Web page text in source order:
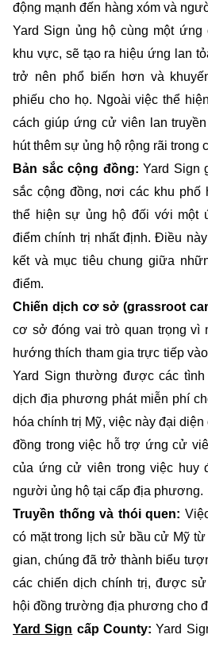
động mạnh đến hàng xóm và
Yard Sign ủng hộ cùng một ứng
khu vực, sẽ tạo ra hiệu ứng lan
trở nên phổ biến hơn và
phiếu cho họ. Ngoài việc thể
cách giúp ứng cử viên lan
hút thêm sự ủng hộ rộng rãi trong
Bản sắc cộng đồng: Yard Sign
sắc cộng đồng, nơi các khu phố
thể hiện sự ủng hộ đối với một
điểm chính trị nhất định. Điều
kết và mục tiêu chung giữa
điểm.
Chiến dịch cơ sở (grassroot
cơ sở đóng vai trò quan trọng vì
hướng thích tham gia trực tiếp
Yard Sign thường được các tình
dịch địa phương phát miễn phí
hóa chính trị Mỹ, việc này đại
đồng trong việc hỗ trợ ứng cử
của ứng cử viên trong việc huy
người ủng hộ tại cấp địa phương.
Truyền thống và thói quen:
có mặt trong lịch sử bầu cử Mỹ
gian, chúng đã trở thành biểu
các chiến dịch chính trị, được
hội đồng trường địa phương cho
Yard Sign cấp County: Yard